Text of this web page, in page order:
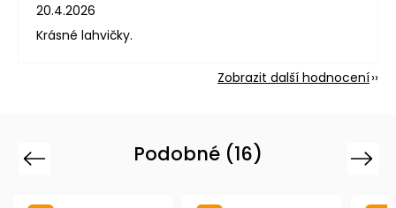
20.4.2026
Krásné lahvičky.
Zobrazit další hodnocení
Podobné (16)
Previous Next